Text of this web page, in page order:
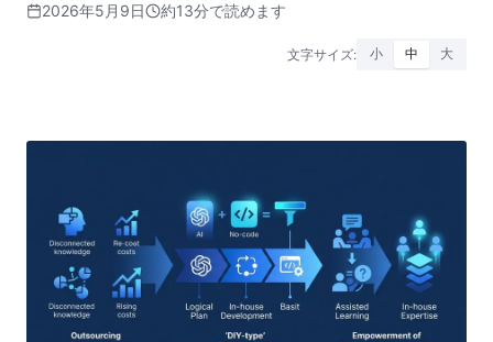
2026年5月9日 約13分で読めます
文字サイズ: 小 中 大